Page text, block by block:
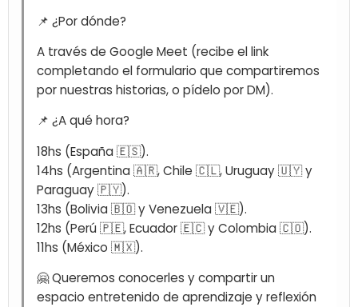
📌 ¿Por dónde?
A través de Google Meet (recibe el link
completando el formulario que compartiremos
por nuestras historias, o pídelo por DM).
📌 ¿A qué hora?
18hs (España 🇪🇸).
14hs (Argentina 🇦🇷, Chile 🇨🇱, Uruguay 🇺🇾 y
Paraguay 🇵🇾).
13hs (Bolivia 🇧🇴 y Venezuela 🇻🇪).
12hs (Perú 🇵🇪, Ecuador 🇪🇨 y Colombia 🇨🇴).
11hs (México 🇲🇽).
🤗 Queremos conocerles y compartir un
espacio entretenido de aprendizaje y reflexión